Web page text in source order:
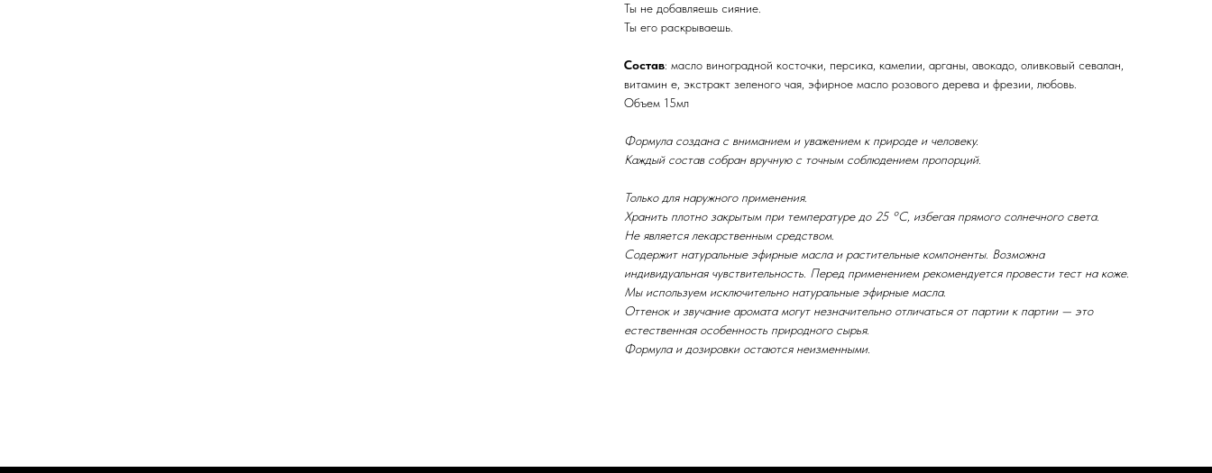
Ты не добавляешь сияние.
Ты его раскрываешь.
Состав: масло виноградной косточки, персика, камелии, арганы, авокадо, оливковый севалан,
витамин е, экстракт зеленого чая, эфирное масло розового дерева и фрезии, любовь.
Объем 15мл
Формула создана с вниманием и уважением к природе и человеку.
Каждый состав собран вручную с точным соблюдением пропорций.
Только для наружного применения.
Хранить плотно закрытым при температуре до 25 °C, избегая прямого солнечного света.
Не является лекарственным средством.
Содержит натуральные эфирные масла и растительные компоненты. Возможна
индивидуальная чувствительность. Перед применением рекомендуется провести тест на коже.
Мы используем исключительно натуральные эфирные масла.
Оттенок и звучание аромата могут незначительно отличаться от партии к партии — это
естественная особенность природного сырья.
Формула и дозировки остаются неизменными.